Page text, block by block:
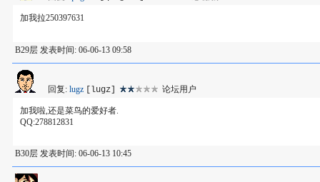
加我拉250397631
B29层 发表时间: 06-06-13 09:58
回复: lugz [lugz] 论坛用户
加我啦,还是菜鸟的爱好者.
QQ:278812831
B30层 发表时间: 06-06-13 10:45